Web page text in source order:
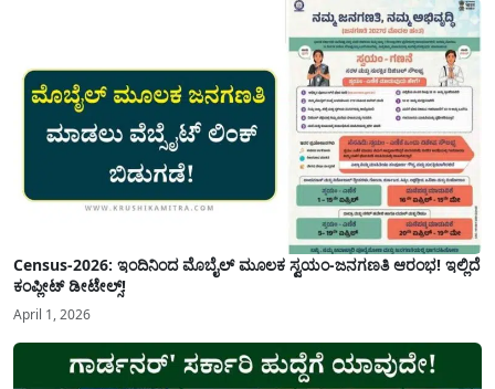
Census-2026: ಇಂದಿನಿಂದ ಮೊಬೈಲ್ ಮೂಲಕ ಸ್ವಯಂ-ಜನಗಣತಿ ಆರಂಭ! ಇಲ್ಲಿದೆ
ಕಂಪ್ಲೀಟ್ ಡೀಟೇಲ್ಸ್!
April 1, 2026